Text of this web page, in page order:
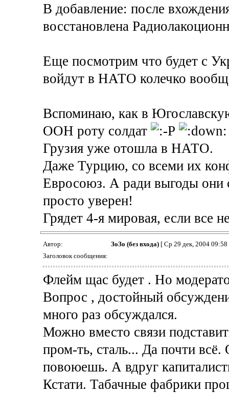
В добавление: после
восстановлена
Еще посмотрим что будет с
войдут в НАТО колечко
Вспоминаю, как в
ООН роту солдат
Грузия уже отошла в НАТО.
Даже Турцию, со всеми их
Евросоюз. А ради выгоды они
просто уверен!
Грядет 4-я мировая, если все
Автор: ЗоЗо (без входа)[ Ср 29 дек, 2004 09:58
Заголовок сообщения:
Флейм щас будет . Но
Вопрос , достойный
много раз обсуждался.
Можно вместо связи
пром-ть, сталь... Да почти
повоюешь. А вдруг
Кстати. Табачные фабрики